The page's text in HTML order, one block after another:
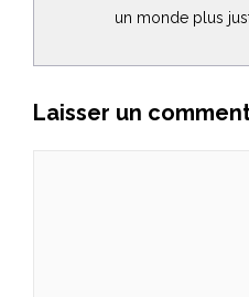
un monde plus
Laisser un